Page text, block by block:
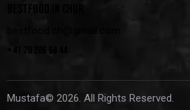
BESTFOOD IN CHUR
Mustafa© 2026. All Rights Reserved.